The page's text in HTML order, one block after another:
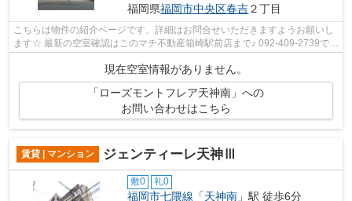
福岡県福岡市中央区春吉２丁目
こちらは物件の紹介ページです、詳細はお問合せいただきますようお願いし
ます☆ 最新の空室確認はこのマチ不動産箱崎駅前店まで♪ 092-409-2739で
現在空室情報がありません。
「ローズモントフレア天神南」への
お問い合わせはこちら
賃貸 | マンション ジェンティーレ天神Ⅲ
敷0 礼0
福岡市七隈線 「天神南 」駅 徒歩6分